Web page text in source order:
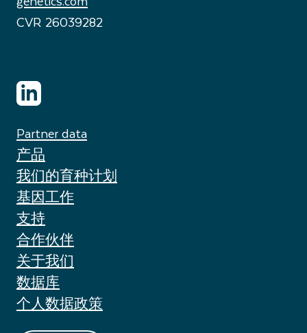
CVR 26039282
Partner data
产品
我们的育种计划
基因工作
支持
合作伙伴
关于我们
数据库
个人数据政策